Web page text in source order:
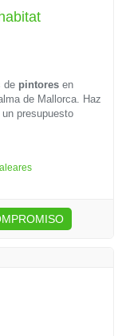
de pintores en
de Mallorca. Haz
presupuesto